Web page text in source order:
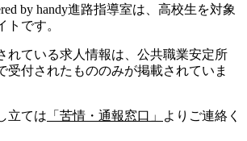
by handy進路指導室は、高校生を対象
トです。
れている求人情報は、公共職業安定所
受付されたもののみが掲載されていま
立ては 「苦情・通報窓口」
よりご連絡く